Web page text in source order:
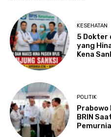
KESEHATAN
5 Dokter
yang
Kena
POLITIK
BRIN